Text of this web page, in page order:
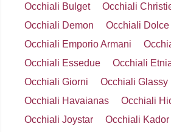
Occhiali Bulget
Occhiali
Occhiali Demon
Occhiali Dolce
Occhiali Emporio Armani
Occhiali Essedue
Occhiali
Occhiali Giorni
Occhiali Glassy
Occhiali Havaianas
Occhiali
Occhiali Joystar
Occhiali Kador